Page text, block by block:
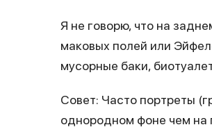
Я не говорю, что на
маковых полей или
мусорные баки,
Совет: Часто портреты
однородном фоне чем на